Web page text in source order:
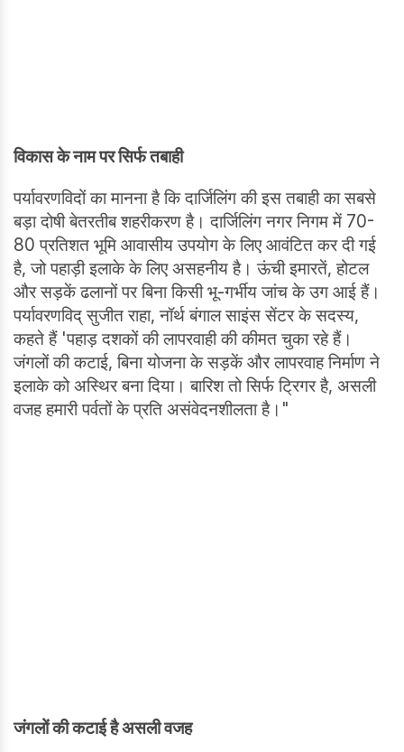
विकास के नाम पर सिर्फ तबाही
पर्यावरणविदों का मानना है कि दार्जिलिंग की इस तबाही का सबसे
बड़ा दोषी बेतरतीब शहरीकरण है। दार्जिलिंग नगर निगम में 70-
80 प्रतिशत भूमि आवासीय उपयोग के लिए आवंटित कर दी गई
है, जो पहाड़ी इलाके के लिए असहनीय है। ऊंची इमारतें, होटल
और सड़कें ढलानों पर बिना किसी भू-गर्भीय जांच के उग आई हैं।
पर्यावरणविद् सुजीत राहा, नॉर्थ बंगाल साइंस सेंटर के सदस्य,
कहते हैं 'पहाड़ दशकों की लापरवाही की कीमत चुका रहे हैं।
जंगलों की कटाई, बिना योजना के सड़कें और लापरवाह निर्माण ने
इलाके को अस्थिर बना दिया। बारिश तो सिर्फ ट्रिगर है, असली
वजह हमारी पर्वतों के प्रति असंवेदनशीलता है।"
जंगलों की कटाई है असली वजह